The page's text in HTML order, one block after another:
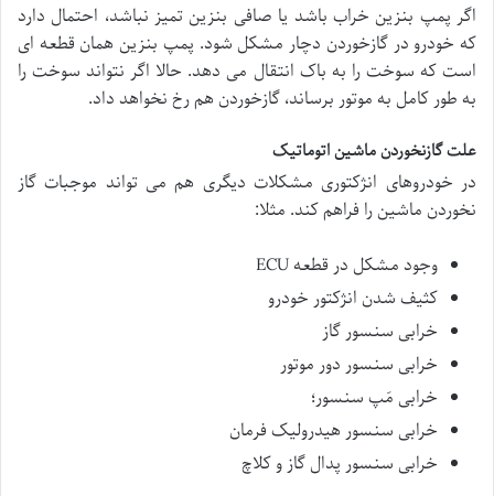
اگر پمپ بنزین خراب باشد یا صافی بنزین تمیز نباشد، احتمال دارد
که خودرو در گازخوردن دچار مشکل شود. پمپ بنزین همان قطعه ای
است که سوخت را به باک انتقال می دهد. حالا اگر نتواند سوخت را
به طور کامل به موتور برساند، گازخوردن هم رخ نخواهد داد.
علت گازنخوردن ماشین اتوماتیک
در خودروهای انژکتوری مشکلات دیگری هم می تواند موجبات گاز
نخوردن ماشین را فراهم کند. مثلا:
وجود مشکل در قطعه ECU
کثیف شدن انژکتور خودرو
خرابی سنسور گاز
خرابی سنسور دور موتور
خرابی مَپ سنسور؛
خرابی سنسور هیدرولیک فرمان
خرابی سنسور پدال گاز و کلاچ